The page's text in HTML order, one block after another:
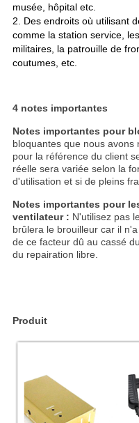
musée, hôpital etc.
2. Des endroits où utilisant
comme la station service,
militaires, la patrouille de
coutumes, etc.
4 notes importantes
Notes importantes pour
bloquantes que nous avons
pour la référence du client
réelle sera variée selon la
d'utilisation et si de pleins
Notes importantes pour
ventilateur : N'utilisez pas
brûlera le brouilleur car il
de ce facteur dû au cassé
du repairation libre.
Produit